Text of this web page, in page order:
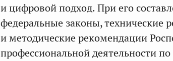
и цифровой подход. При его
федеральные законы,
и методические рекомендации
профессиональной деятельности